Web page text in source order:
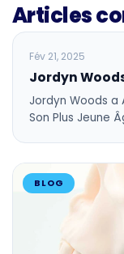
Articles
BLOG
Fév 21, 2025
Jordyn
Jordyn Woods a
Son Plus Jeune
BLOG